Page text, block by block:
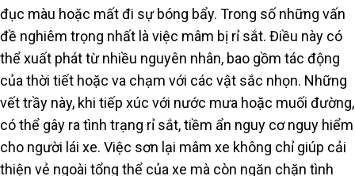
đục màu hoặc mất đi sự bóng bẩy. Trong số những vấn
đề nghiêm trọng nhất là việc mâm bị rỉ sắt. Điều này có
thể xuất phát từ nhiều nguyên nhân, bao gồm tác động
của thời tiết hoặc va chạm với các vật sắc nhọn. Những
vết trầy này, khi tiếp xúc với nước mưa hoặc muối đường,
có thể gây ra tình trạng rỉ sắt, tiềm ẩn nguy cơ nguy hiểm
cho người lái xe. Việc sơn lại mâm xe không chỉ giúp cải
thiện vẻ ngoài tổng thể của xe mà còn ngăn chặn tình